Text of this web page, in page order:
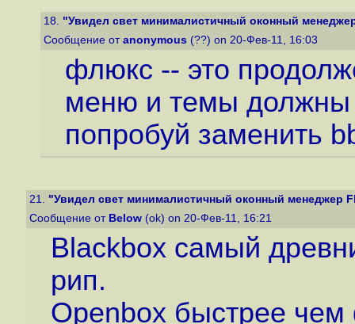
18. "Увидел свет минималистичный оконный
Сообщение от anonymous (??) on 20-Фев-11, 16:03
флюкс -- это
меню и темы должны
попробуй заменить
21. "Увидел свет минималистичный оконный менеджер
Сообщение от Below (ok) on 20-Фев-11, 16:21
Blackbox самый
рип.
Openbox быстрее